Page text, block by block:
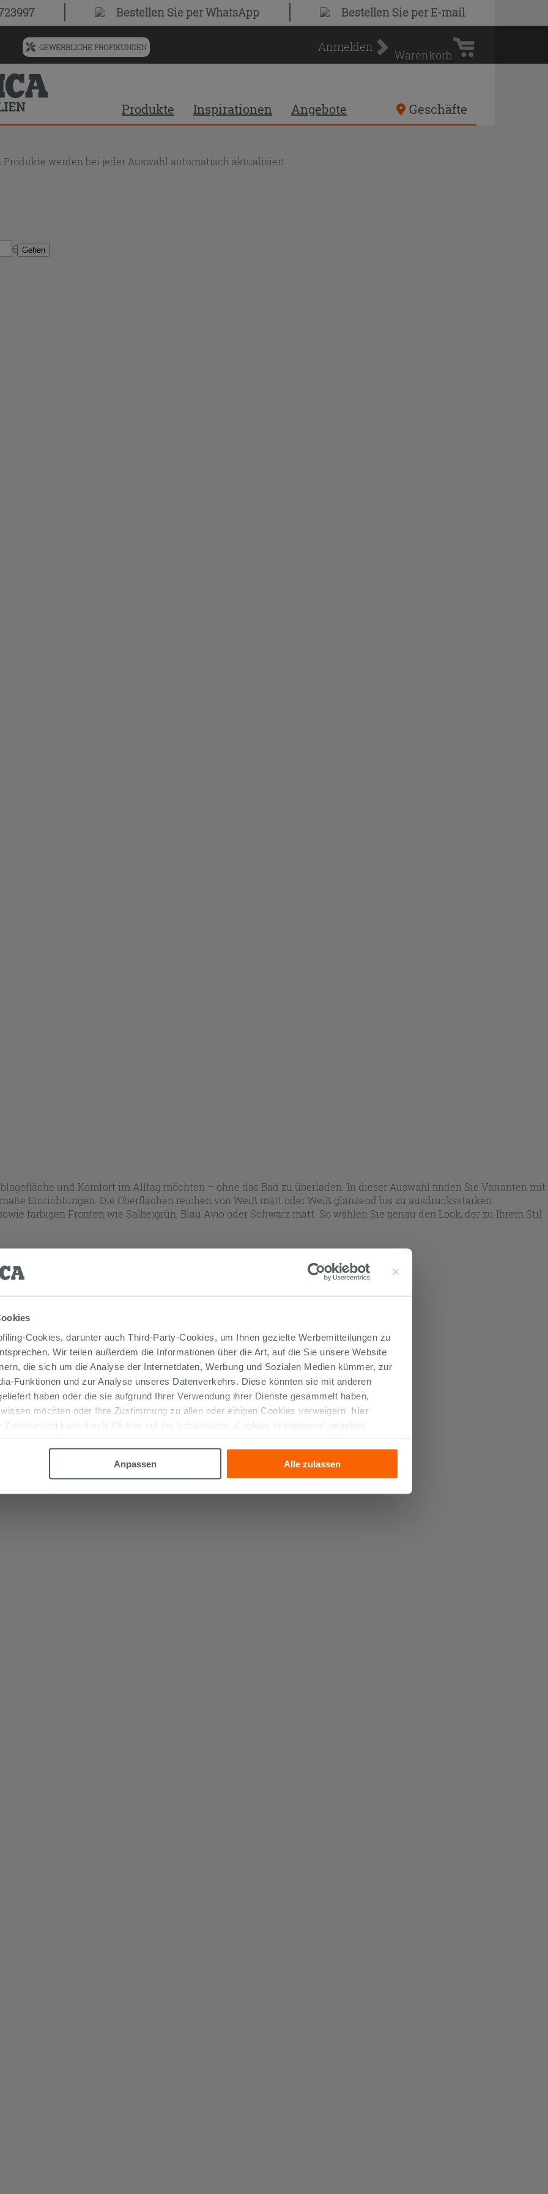
Cookies, darunter auch Third-Party-Cookies, um Ihnen gezielte Werbemitteilungen zu
Wir teilen außerdem die Informationen über die Art, auf die Sie unsere Website
die sich um die Analyse der Internetdaten, Werbung und Sozialen Medien kümmer, zur
Funktionen und zur Analyse unseres Datenverkehrs. Diese könnten sie mit anderen
haben oder die sie aufgrund Ihrer Verwendung ihrer Dienste gesammelt haben,
möchten oder Ihre Zustimmung zu allen oder einigen Cookies verweigern, hier
Zustimmung kann durch Klicken auf die Schaltfläche „Cookies akzeptieren“ gegeben
Anpassen
Alle zulassen
Bestellen Sieper WhatsApp Bestellen Sieper E-mail
Menü
vorgeschlagenen
Siteinhalt
und
Suchprotokoll
GEWERBLICHE PROFIKUNDEN Anmelden
Warenkorb
Warenkorb
Produkte Inspirationen Angebote Geschäfte
werden bei jeder Auswahl automatisch aktualisiert.
€ Gehen
und Komfort im Alltag möchten – ohne das Bad zu überladen. In dieser Auswahl finden Sie Varianten mit
Einrichtungen. Die Oberflächen reichen von Weiß matt oder Weiß glänzend bis zu ausdrucksstarken
farbigen Fronten wie Salbeigrün, Blau Avio oder Schwarz matt. So wählen Sie genau den Look, der zu Ihrem Stil
werden bei jeder Auswahl automatisch aktualisiert.
€